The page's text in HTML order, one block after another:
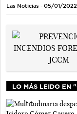
Las Noticias - 05/01/2022
LO MÁS LEIDO EN